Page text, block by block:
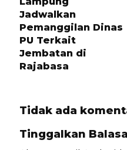
Jadwalkan
Pemanggilan Dinas
PU Terkait
Jembatan di
Rajabasa
Tidak ada
Tinggalkan